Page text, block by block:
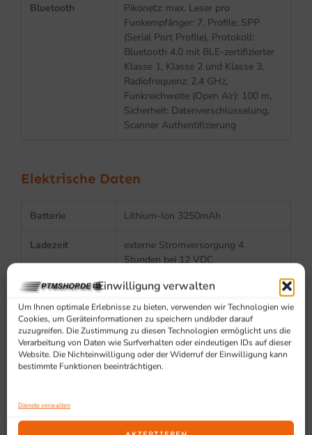
Einwilligung verwalten
Um Ihnen optimale Erlebnisse zu bieten, verwenden wir Technologien wie
Cookies, um Geräteinformationen zu speichern und/oder darauf
zuzugreifen. Die Zustimmung zu diesen Technologien ermöglicht uns die
Verarbeitung von Daten wie Surfverhalten oder eindeutigen IDs auf dieser
Website. Die Nichteinwilligung oder der Widerruf der Einwilligung kann
bestimmte Funktionen beeinträchtigen.
Dienste verwalten
Bluetooth
Pikonetz: max. Leser pro
Funkempfänger: 7, Profile: SPP
(Serial Port Profile), Protokoll:
Bluetooth 4.0 mit BLE-zertifizierter
Klasse 1, Klasse 2 und Klasse 3,
Radiofrequenz: 2,4 GHz,
Funkreichweite (Open Air): 100 m,
Sicherheit: Datenverschlüsselung,
Scanner Authentifizierung
Elektrische Daten
Batterie Lithium-Ion 3250mAh
Ladezeit
externe Stromversorgung 4
Stunden bei 12 VDC
Lesungen pro
Ladung
80.000
Stromverbrauch
bei Aufladung
<6 W